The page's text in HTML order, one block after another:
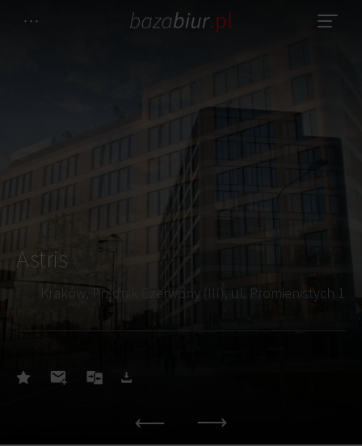
Astris
Kraków, Prądnik Czerwony (III), ul. Promienistych 1